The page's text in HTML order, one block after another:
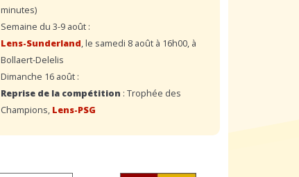
minutes)
Semaine du 3-9 août :
Lens-Sunderland, le samedi 8 août à 16h00, à
Bollaert-Delelis
Dimanche 16 août :
Reprise de la compétition : Trophée des
Champions, Lens-PSG